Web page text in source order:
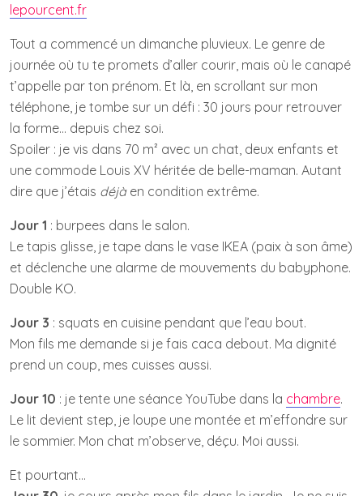
lepourcent.fr
Tout a commencé un dimanche pluvieux. Le genre de
journée où tu te promets d’aller courir, mais où le canapé
t’appelle par ton prénom. Et là, en scrollant sur mon
téléphone, je tombe sur un défi : 30 jours pour retrouver
la forme… depuis chez soi.
Spoiler : je vis dans 70 m² avec un chat, deux enfants et
une commode Louis XV héritée de belle-maman. Autant
dire que j’étais déjàen condition extrême.
Jour 1 : burpees dans le salon.
Le tapis glisse, je tape dans le vase IKEA (paix à son âme)
et déclenche une alarme de mouvements du babyphone.
Double KO.
Jour 3 : squats en cuisine pendant que l’eau bout.
Mon fils me demande si je fais caca debout. Ma dignité
prend un coup, mes cuisses aussi.
Jour 10 : je tente une séance YouTube dans la chambre.
Le lit devient step, je loupe une montée et m’effondre sur
le sommier. Mon chat m’observe, déçu. Moi aussi.
Et pourtant…